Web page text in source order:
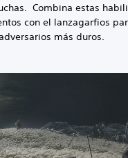
Combina estas
con el lanzagarfios
más duros.